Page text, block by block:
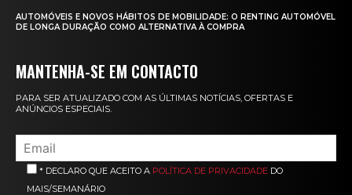
AUTOMÓVEIS E NOVOS HÁBITOS DE MOBILIDADE: O RENTING AUTOMÓVEL
DE LONGA DURAÇÃO COMO ALTERNATIVA À COMPRA
MANTENHA-SE EM CONTACTO
PARA SER ATUALIZADO COM AS ÚLTIMAS NOTÍCIAS, OFERTAS E
ANÚNCIOS ESPECIAIS.
* DECLARO QUE ACEITO A POLÍTICA DE PRIVACIDADE DO
MAIS/SEMANÁRIO